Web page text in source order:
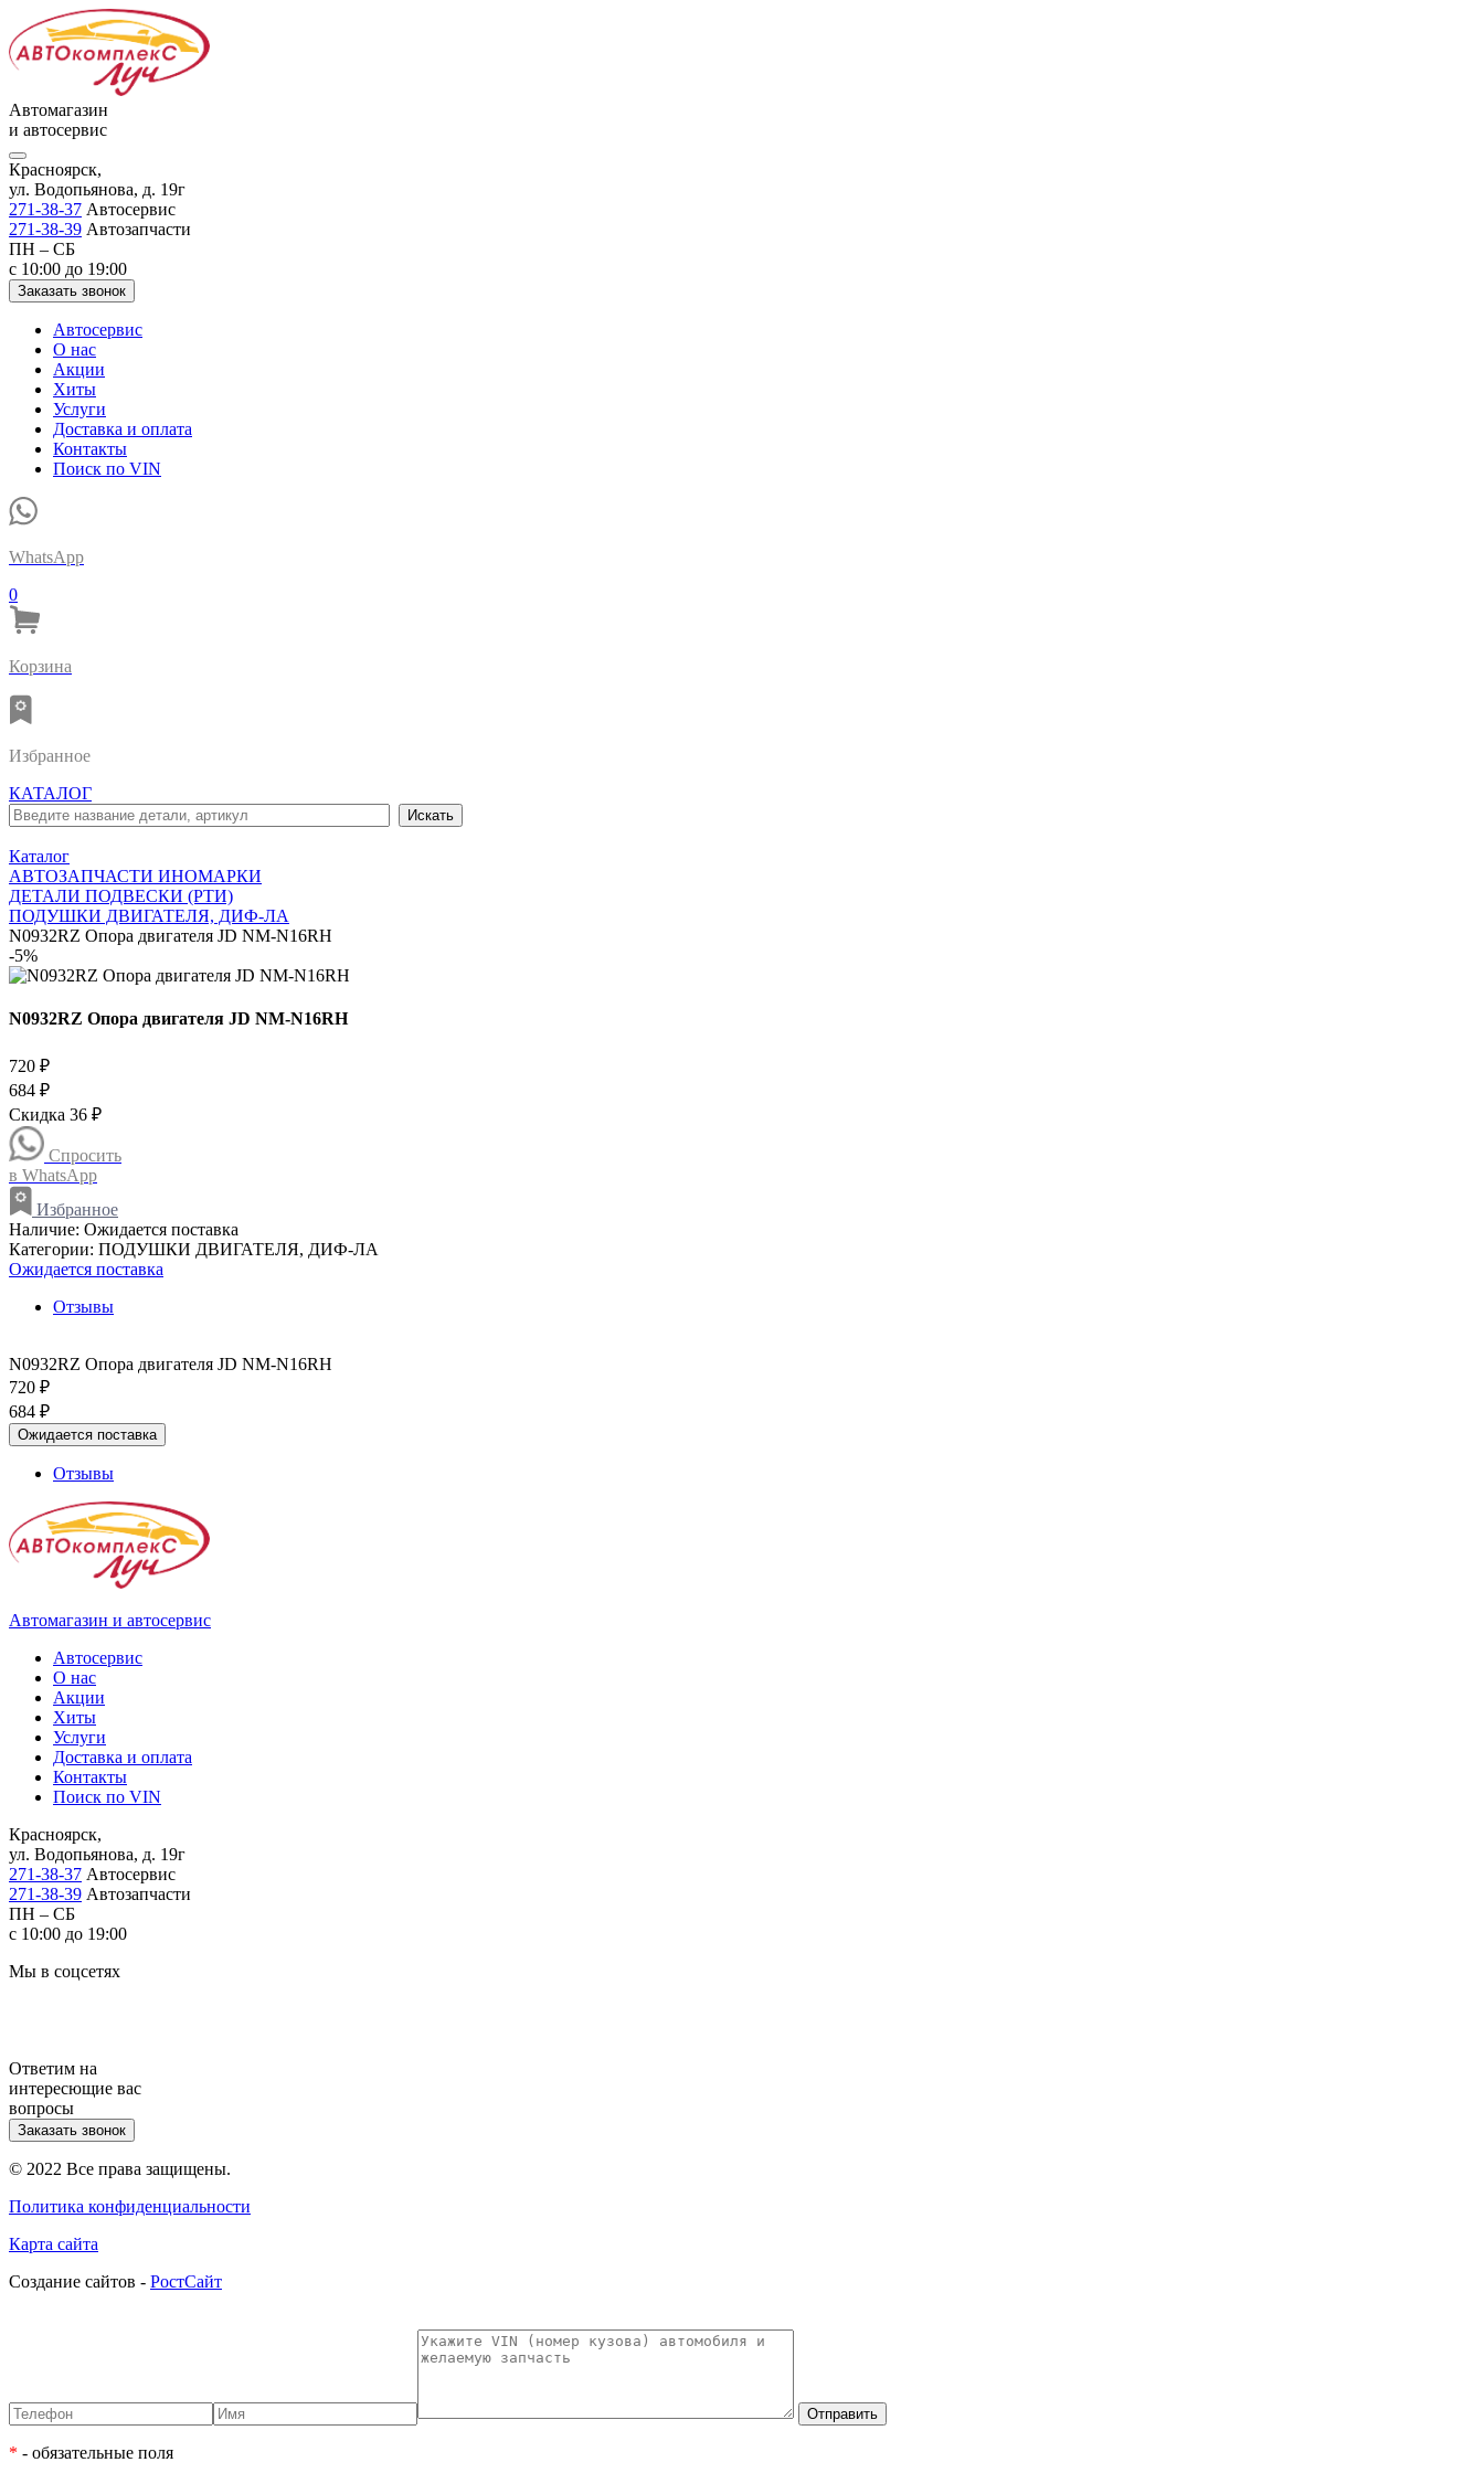
Автомагазин
и автосервис
Красноярск,
ул. Водопьянова, д. 19г
271-38-37 Автосервис
271-38-39 Автозапчасти
ПН – СБ
с 10:00 до 19:00
Заказать звонок
Автосервис
О нас
Акции
Хиты
Услуги
Доставка и оплата
Контакты
Поиск по VIN
WhatsApp
0
Корзина
Избранное
КАТАЛОГ
Каталог
АВТОЗАПЧАСТИ ИНОМАРКИ
ДЕТАЛИ ПОДВЕСКИ (РТИ)
ПОДУШКИ ДВИГАТЕЛЯ, ДИФ-ЛА
N0932RZ Опора двигателя JD NM-N16RH
-5%
N0932RZ Опора двигателя JD NM-N16RH
720 ₽
684 ₽
Скидка 36 ₽
Спросить
в WhatsApp
Избранное
Наличие: Ожидается поставка
Категории: ПОДУШКИ ДВИГАТЕЛЯ, ДИФ-ЛА
Ожидается поставка
Отзывы
N0932RZ Опора двигателя JD NM-N16RH
720 ₽
684 ₽
Ожидается поставка
Отзывы
Автомагазин и автосервис
Автосервис
О нас
Акции
Хиты
Услуги
Доставка и оплата
Контакты
Поиск по VIN
Красноярск,
ул. Водопьянова, д. 19г
271-38-37 Автосервис
271-38-39 Автозапчасти
ПН – СБ
с 10:00 до 19:00
Мы в соцсетях
Ответим на
интересющие вас
вопросы
Заказать звонок
© 2022 Все права защищены.
Политика конфиденциальности
Карта сайта
Cоздание сайтов - РостСайт
* - обязательные поля